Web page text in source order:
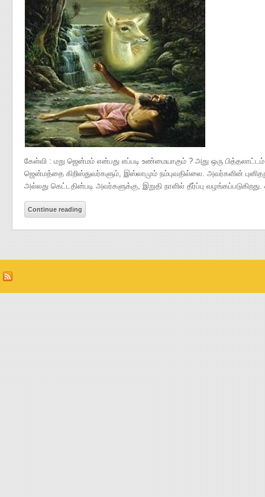
கேள்வி : மறு ஜென்மம் என்பது எப்படி உண்மையாகும் ? அது ஒரு பித்தலாட்டம்.
ஜென்மத்தை கிறிஸ்துவர்களும், இஸ்லாமும் நம்புவதில்லை. அவர்களின்
அல்லது கெட்டதின்படி அவர்களுக்கு, இறுதி நாளில் தீர்ப்பு
Continue reading